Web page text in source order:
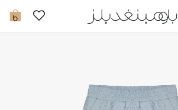
0 تخفيضات